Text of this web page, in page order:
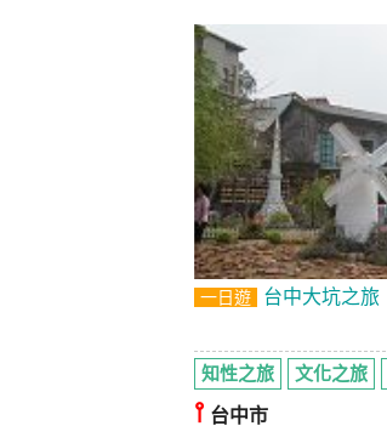
一日遊 台中大坑之旅
知性之旅 文化之旅
⫯ 台中市